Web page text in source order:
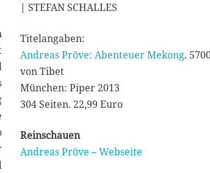
| STEFAN SCHALLES
Titelangaben:
Andreas Pröve: Abenteuer Mekong.
von Tibet
München: Piper 2013
304 Seiten. 22,99 Euro
Reinschauen
Andreas Pröve – Webseite